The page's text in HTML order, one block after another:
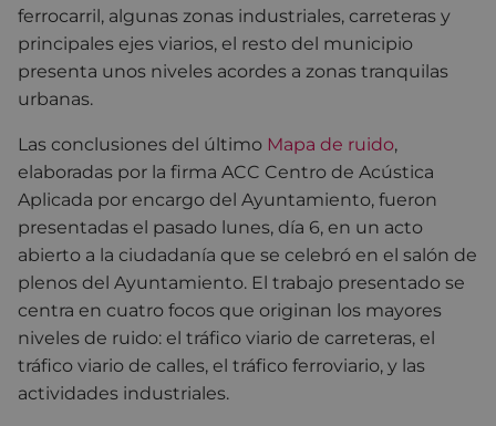
ferrocarril, algunas zonas industriales, carreteras y
principales ejes viarios, el resto del municipio
presenta unos niveles acordes a zonas tranquilas
urbanas.
Las conclusiones del último Mapa de ruido,
elaboradas por la firma ACC Centro de Acústica
Aplicada por encargo del Ayuntamiento, fueron
presentadas el pasado lunes, día 6, en un acto
abierto a la ciudadanía que se celebró en el salón de
plenos del Ayuntamiento. El trabajo presentado se
centra en cuatro focos que originan los mayores
niveles de ruido: el tráfico viario de carreteras, el
tráfico viario de calles, el tráfico ferroviario, y las
actividades industriales.